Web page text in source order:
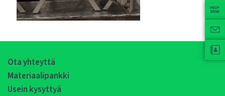
Ota yhteyttä
Materiaalipankki
Usein kysyttyä